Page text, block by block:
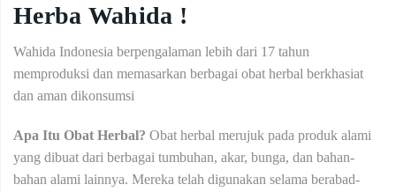
Herba Wahida !
Wahida Indonesia berpengalaman lebih dari 17 tahun
memproduksi dan memasarkan berbagai obat herbal berkhasiat
dan aman dikonsumsi
Apa Itu Obat Herbal? Obat herbal merujuk pada produk alami
yang dibuat dari berbagai tumbuhan, akar, bunga, dan bahan-
bahan alami lainnya. Mereka telah digunakan selama berabad-